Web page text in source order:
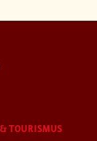
TOURISMUS